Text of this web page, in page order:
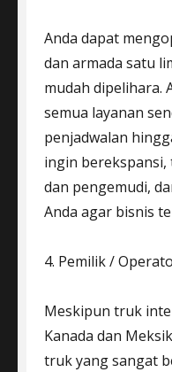
Anda dapat
dan armada satu
mudah dipelihara.
semua layanan
penjadwalan
ingin berekspansi,
dan pengemudi,
Anda agar bisnis
4. Pemilik /
Meskipun truk
Kanada dan
truk yang sangat